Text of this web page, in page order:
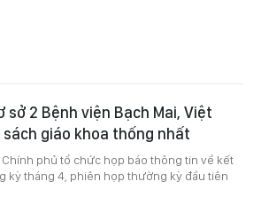
2 Bệnh viện Bạch Mai, Việt
giáo khoa thống nhất
Chính phủ tổ chức họp báo thông tin về kết
kỳ tháng 4, phiên họp thường kỳ đầu tiên